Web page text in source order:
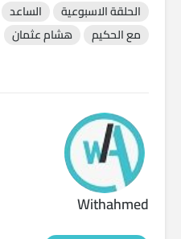
الحلقة الاسبوعية الساعد
مع الحكيم
هشام عثمان
Withahmed